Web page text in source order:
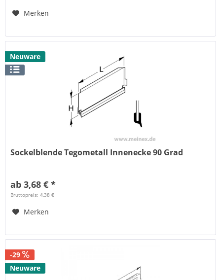
Merken
Neuware
Sockelblende Tegometall Innenecke 90 Grad
ab 3,68 € *
Bruttopreis: 4,38 €
Merken
-29
Neuware